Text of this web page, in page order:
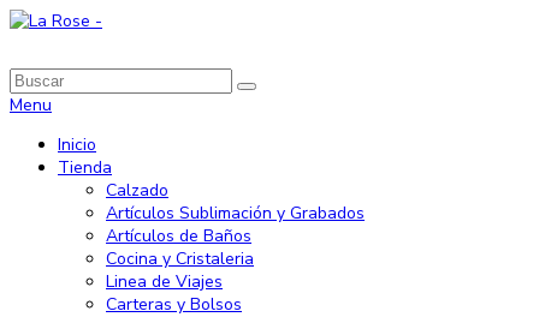
Menu
Inicio
Tienda
Calzado
Artículos Sublimación y Grabados
Artículos de Baños
Cocina y Cristaleria
Linea de Viajes
Carteras y Bolsos